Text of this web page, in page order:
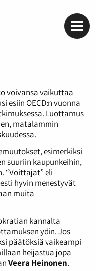
voivansa vaikuttaa
esiin OECD:n vuonna
Luottamus
matalammin
esimerkiksi
suuriin kaupunkeihin,
“Voittajat” eli
hyvin menestyvät
muita
kannalta
ydin. Jos
päätöksiä vaikeampi
heijastua jopa
Veera Heinonen.